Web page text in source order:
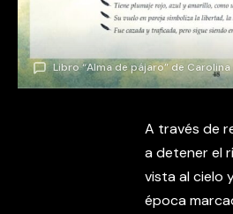
Libro “Alma de pájaro” de Carolina
A través de
a detener el
vista al cielo
época